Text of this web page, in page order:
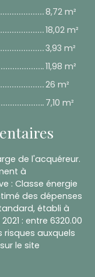
8,72 m²
18,02 m²
3,93 m²
11,98 m²
26 m²
7,10 m²
de l'acquéreur.
à
: Classe énergie
des dépenses
établi à
: entre 6320.00
risques auxquels
le site